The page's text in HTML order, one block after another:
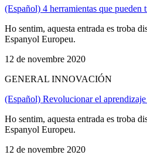
(Español) 4 herramientas que pueden
Ho sentim, aquesta entrada es troba
Espanyol Europeu.
12 de novembre 2020
GENERAL INNOVACIÓN
(Español) Revolucionar el
Ho sentim, aquesta entrada es troba
Espanyol Europeu.
12 de novembre 2020